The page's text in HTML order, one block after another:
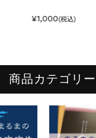
商品カテゴリー